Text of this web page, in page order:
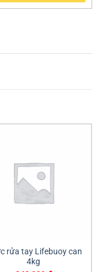
rửa tay Lifebuoy can
4kg